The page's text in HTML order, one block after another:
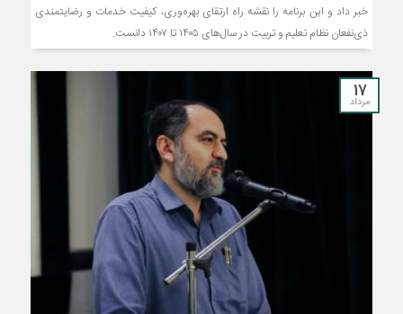
خبر داد و این برنامه را نقشه راه ارتقای بهره‌وری، کیفیت خدمات و رضایتمندی
ذی‌نفعان نظام تعلیم و تربیت در سال‌های ۱۴۰۵ تا ۱۴۰۷ دانست.
17
مرداد